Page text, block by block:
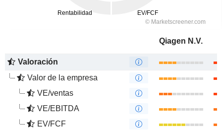
Qiagen N.V.
Valoración
Valor de la empresa
VE/ventas
VE/EBITDA
EV/FCF